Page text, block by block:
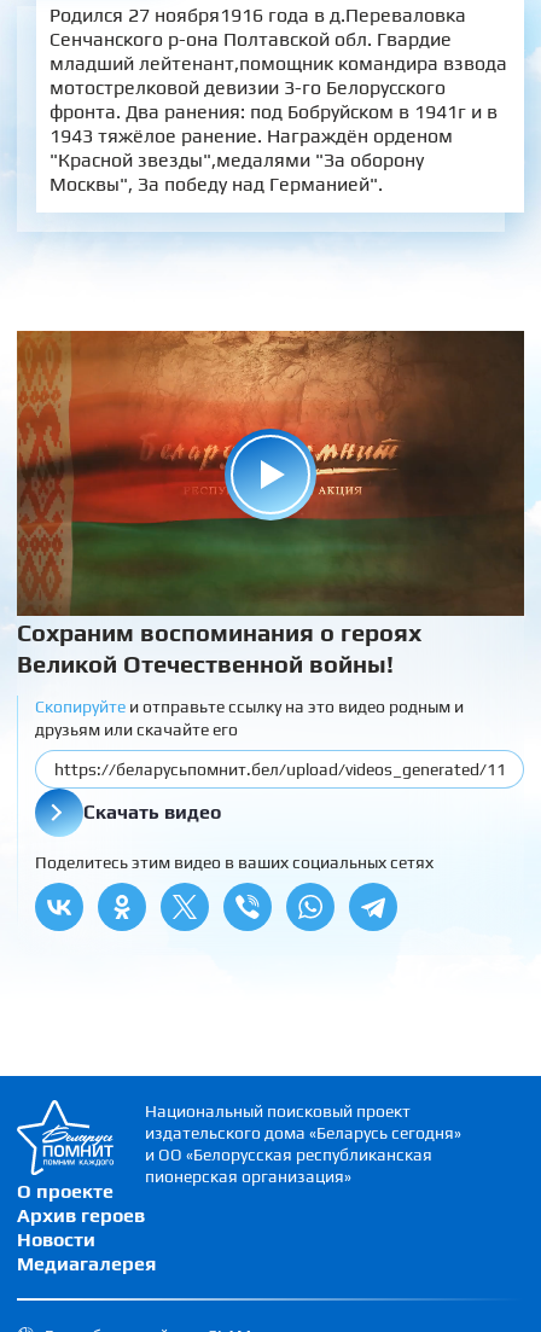
Родился 27 ноября1916 года в д.Переваловка
Сенчанского р-она Полтавской обл. Гвардие
младший лейтенант,помощник командира взвода
мотострелковой девизии 3-го Белорусского
фронта. Два ранения: под Бобруйском в 1941г и в
1943 тяжёлое ранение. Награждён орденом
"Красной звезды",медалями "За оборону
Москвы", За победу над Германией".
Сохраним воспоминания о героях
Великой Отечественной войны!
Скопируйтеи отправьте ссылку на это видео родным и
друзьям или скачайте его
Скачать видео
Поделитесь этим видео в ваших социальных сетях
О проекте
Архив героев
Новости
Медиагалерея
Национальный поисковый проект
издательского дома «Беларусь сегодня»
и ОО «Белорусская республиканская
пионерская организация»